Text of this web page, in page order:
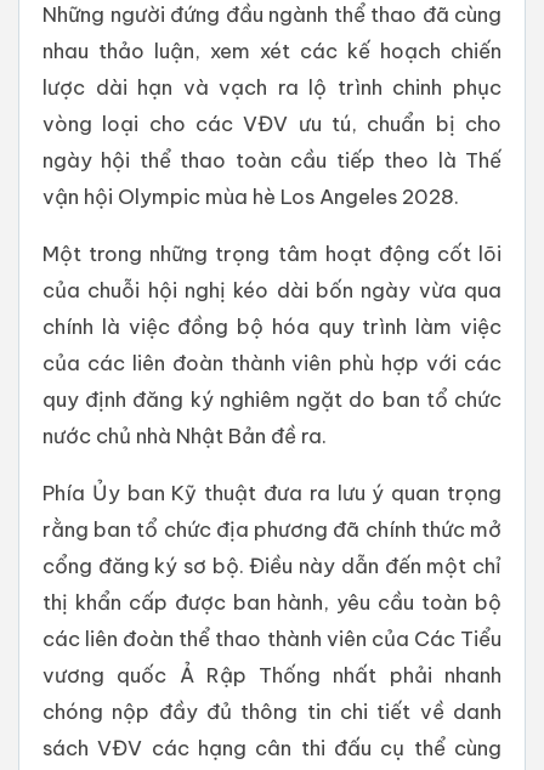
Những người đứng đầu ngành thể thao đã cùng
nhau thảo luận, xem xét các kế hoạch chiến
lược dài hạn và vạch ra lộ trình chinh phục
vòng loại cho các VĐV ưu tú, chuẩn bị cho
ngày hội thể thao toàn cầu tiếp theo là Thế
vận hội Olympic mùa hè Los Angeles 2028.
Một trong những trọng tâm hoạt động cốt lõi
của chuỗi hội nghị kéo dài bốn ngày vừa qua
chính là việc đồng bộ hóa quy trình làm việc
của các liên đoàn thành viên phù hợp với các
quy định đăng ký nghiêm ngặt do ban tổ chức
nước chủ nhà Nhật Bản đề ra.
Phía Ủy ban Kỹ thuật đưa ra lưu ý quan trọng
rằng ban tổ chức địa phương đã chính thức mở
cổng đăng ký sơ bộ. Điều này dẫn đến một chỉ
thị khẩn cấp được ban hành, yêu cầu toàn bộ
các liên đoàn thể thao thành viên của Các Tiểu
vương quốc Ả Rập Thống nhất phải nhanh
chóng nộp đầy đủ thông tin chi tiết về danh
sách VĐV các hạng cân thi đấu cụ thể cùng